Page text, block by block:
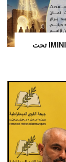
أكادير تجمع مغاربة العالم في مهرجان IMINIG تحت